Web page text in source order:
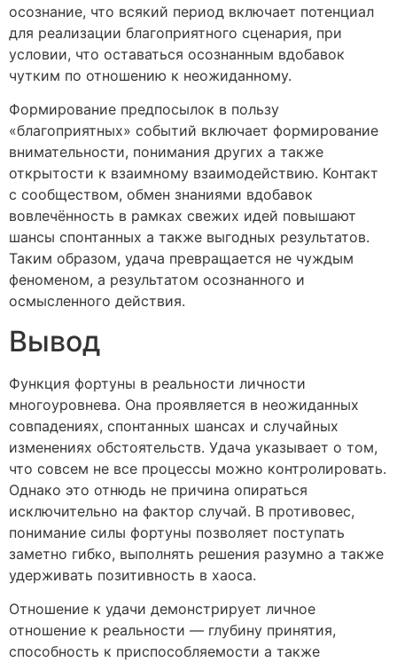
осознание, что всякий период включает потенциал
для реализации благоприятного сценария, при
условии, что оставаться осознанным вдобавок
чутким по отношению к неожиданному.
Формирование предпосылок в пользу
«благоприятных» событий включает формирование
внимательности, понимания других а также
открытости к взаимному взаимодействию. Контакт
с сообществом, обмен знаниями вдобавок
вовлечённость в рамках свежих идей повышают
шансы спонтанных а также выгодных результатов.
Таким образом, удача превращается не чуждым
феноменом, а результатом осознанного и
осмысленного действия.
Вывод
Функция фортуны в реальности личности
многоуровнева. Она проявляется в неожиданных
совпадениях, спонтанных шансах и случайных
изменениях обстоятельств. Удача указывает о том,
что совсем не все процессы можно контролировать.
Однако это отнюдь не причина опираться
исключительно на фактор случай. В противовес,
понимание силы фортуны позволяет поступать
заметно гибко, выполнять решения разумно а также
удерживать позитивность в хаоса.
Отношение к удачи демонстрирует личное
отношение к реальности — глубину принятия,
способность к приспособляемости а также